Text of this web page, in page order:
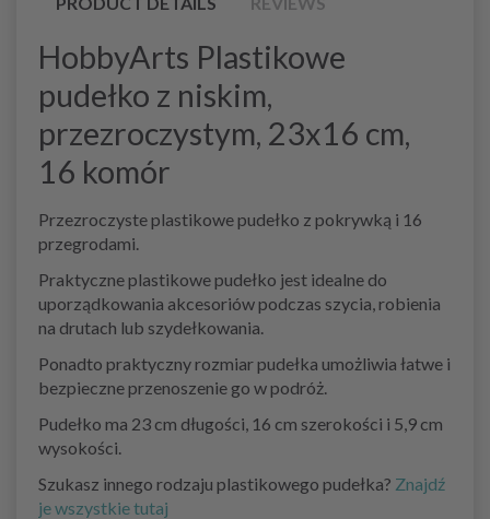
HobbyArts Plastikowe
pudełko z niskim,
przezroczystym, 23x16 cm,
16 komór
Przezroczyste plastikowe pudełko z pokrywką i 16
przegrodami.
Praktyczne plastikowe pudełko jest idealne do
uporządkowania akcesoriów podczas szycia, robienia
na drutach lub szydełkowania.
Ponadto praktyczny rozmiar pudełka umożliwia łatwe i
bezpieczne przenoszenie go w podróż.
Pudełko ma 23 cm długości, 16 cm szerokości i 5,9 cm
wysokości.
Szukasz innego rodzaju plastikowego pudełka? Znajdź
je wszystkie tutaj